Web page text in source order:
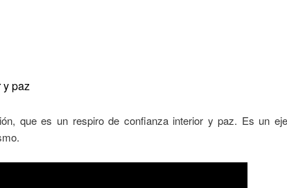
y paz
que es un respiro de confianza interior y paz. Es un